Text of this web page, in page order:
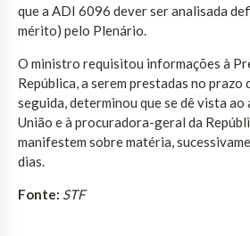
que a ADI 6096 dever ser analisada
mérito) pelo Plenário.
O ministro requisitou informações à
República, a serem prestadas no prazo
seguida, determinou que se dê vista
União e à procuradora-geral da
manifestem sobre matéria,
dias.
Fonte: STF